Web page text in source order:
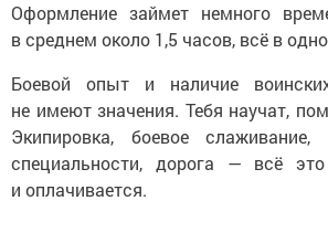
Оформление займет немного
в среднем около 1,5 часов, всё в
Боевой опыт и наличие
не имеют значения. Тебя научат,
Экипировка, боевое слаживание,
специальности, дорога — всё это
и оплачивается.